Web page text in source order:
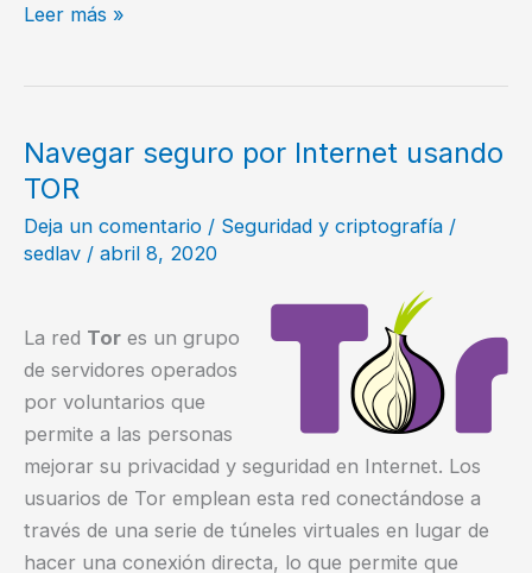
AuroraDroid
a
PlayStore
Leer más »
Navegar seguro por Internet usando
TOR
Deja un comentario / Seguridad y criptografía /
sedlav / abril 8, 2020
La red Tor es un grupo
de servidores operados
por voluntarios que
permite a las personas
mejorar su privacidad y seguridad en Internet. Los
usuarios de Tor emplean esta red conectándose a
través de una serie de túneles virtuales en lugar de
hacer una conexión directa, lo que permite que